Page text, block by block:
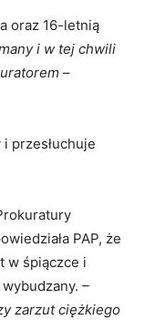
oraz 16-letnią
i w tej chwili
–
przesłuchuje
PAP, że
w śpiączce i
–
zarzut ciężkiego